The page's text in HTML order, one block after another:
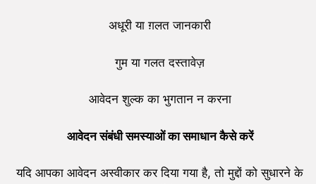
अधूरी या ग़लत जानकारी
गुम या गलत दस्तावेज़
आवेदन शुल्क का भुगतान न करना
आवेदन संबंधी समस्याओं का समाधान कैसे करें
यदि आपका आवेदन अस्वीकार कर दिया गया है, तो मुद्दों को सुधारने के